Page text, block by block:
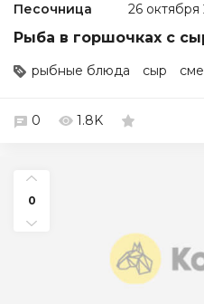
Песочница 26 октября
Рыба в горшочках с
рыбные блюда сыр
0 1.8K
0